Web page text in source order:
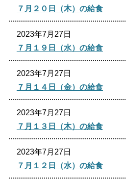
図書館
生涯学習
文字サイズ
色合い
白
リセット
７月２０日（木）の給食
2023年7月27日
７月１９日（水）の給食
2023年7月27日
７月１４日（金）の給食
2023年7月27日
７月１３日（木）の給食
2023年7月27日
７月１２日（水）の給食